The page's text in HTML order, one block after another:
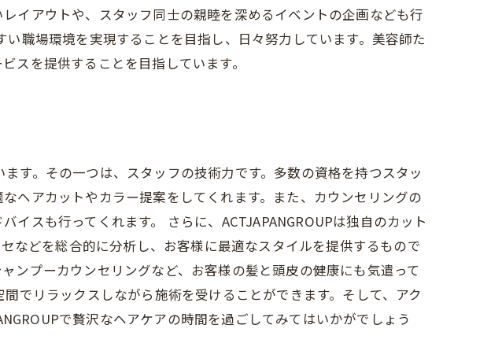
イアウトや、スタッフ同士の親睦を深めるイベントの企画なども行
職場環境を実現することを目指し、日々努力しています。美容師た
スを提供することを目指しています。
す。その一つは、スタッフの技術力です。多数の資格を持つスタッ
ヘアカットやカラー提案をしてくれます。また、カウンセリングの
スも行ってくれます。 さらに、ACTJAPANGROUPは独自のカット
などを総合的に分析し、お客様に最適なスタイルを提供するもので
ンプーカウンセリングなど、お客様の髪と頭皮の健康にも気遣って
でリラックスしながら施術を受けることができます。そして、アク
で贅沢なヘアケアの時間を過ごしてみてはいかがでしょう